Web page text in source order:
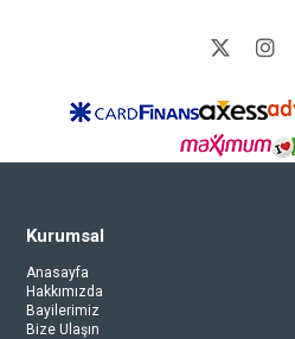
Kurumsal
Anasayfa
Hakkımızda
Bayilerimiz
Bize Ulaşın